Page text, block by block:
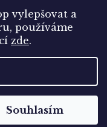
vylepšovat a
používáme
zde.
Souhlasím
práva vyhrazena.